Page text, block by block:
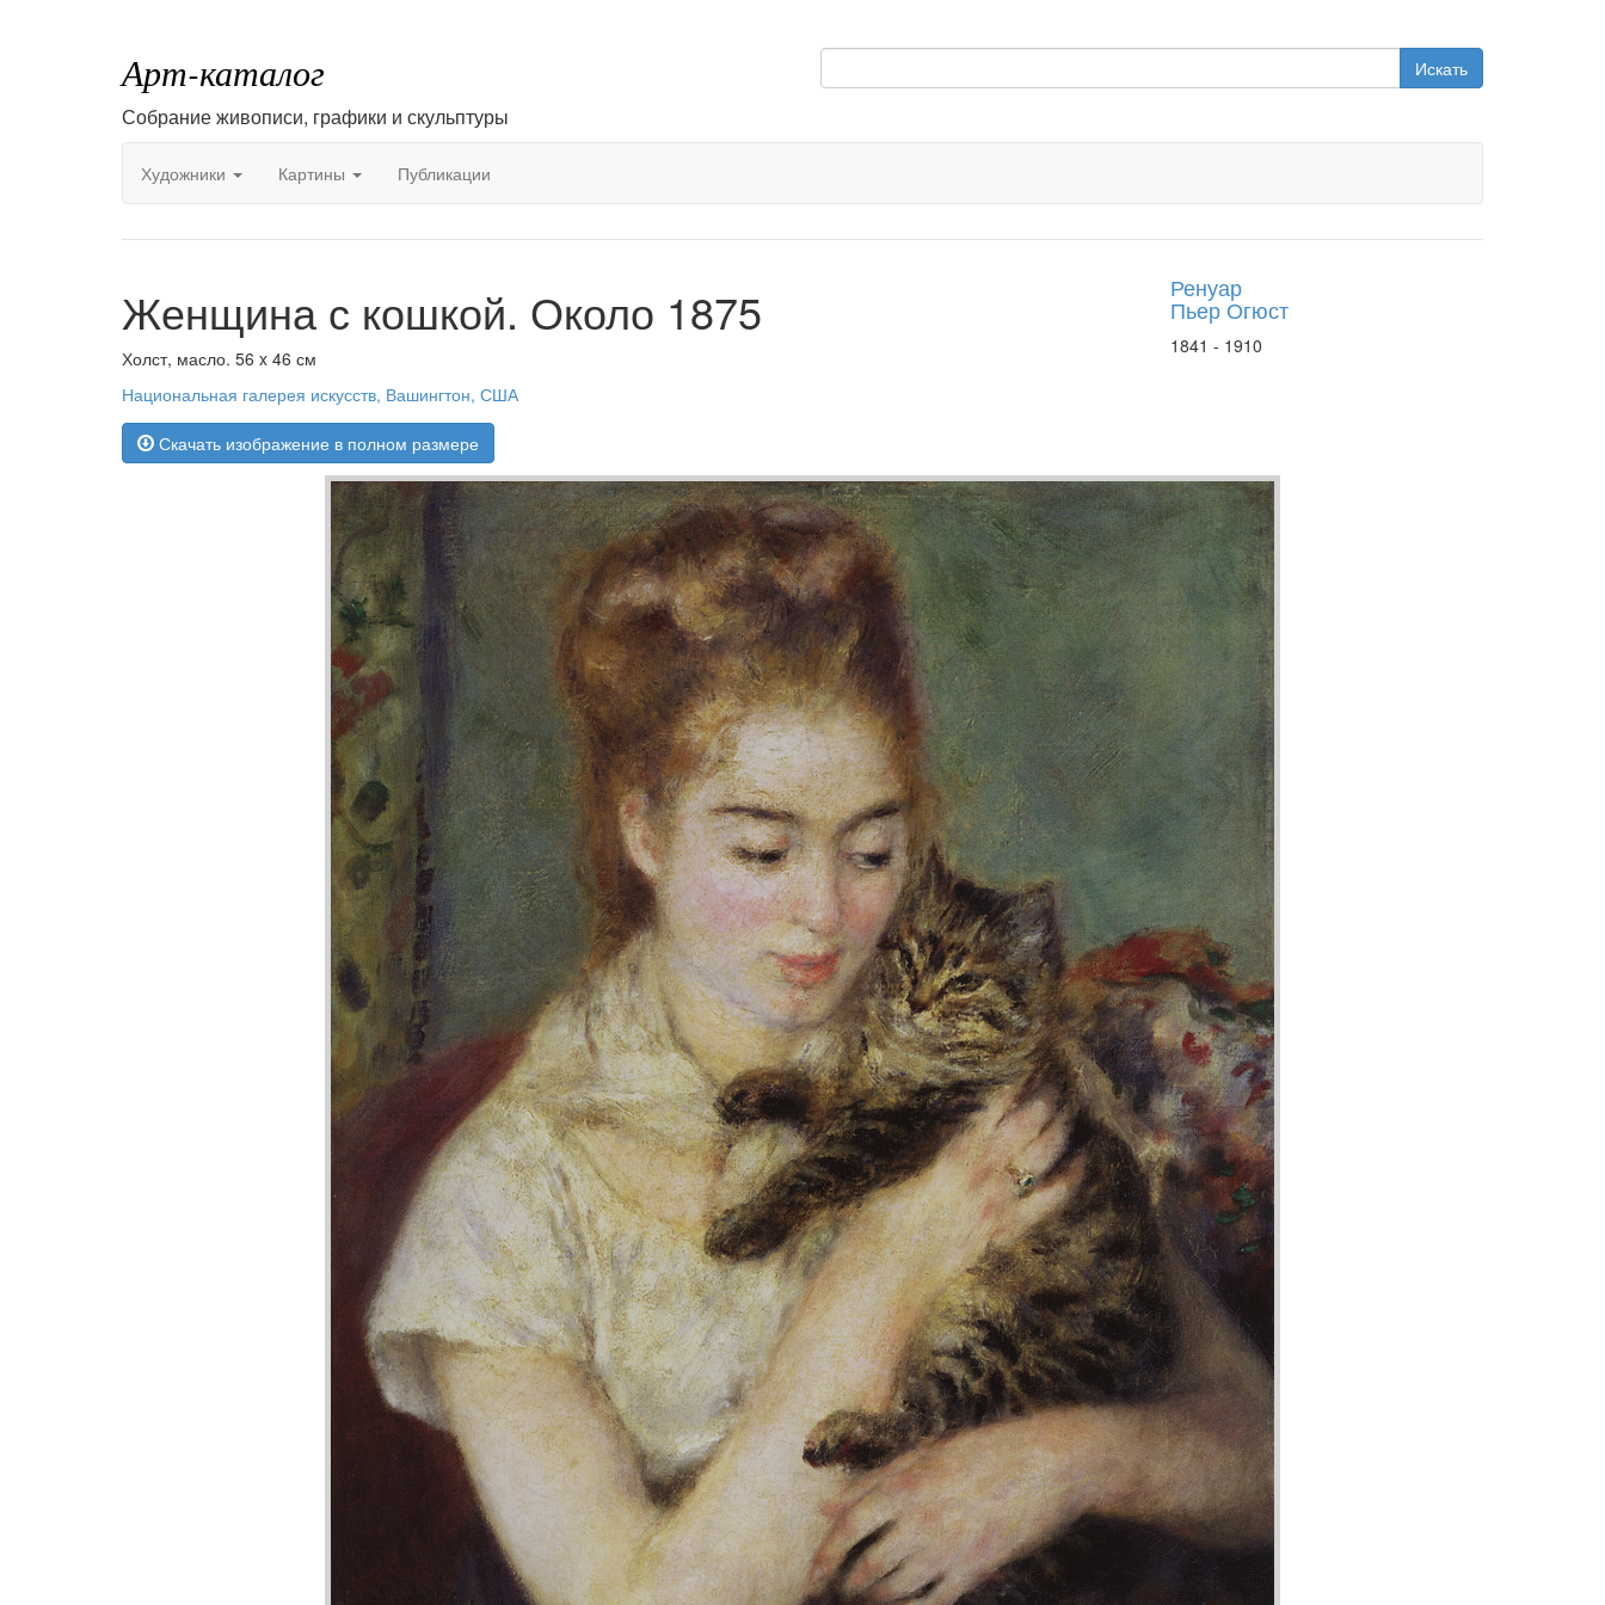
Арт-каталог
Собрание живописи, графики и скульптуры
Искать
Художники Картины Публикации
Женщина с кошкой. Около 1875
Холст, масло. 56 x 46 см
Национальная галерея искусств, Вашингтон, США
Скачать изображение в полном размере
Ренуар
Пьер Огюст
1841 - 1910